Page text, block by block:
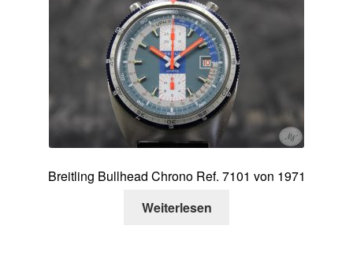
Breitling Bullhead Chrono Ref. 7101 von 1971
Weiterlesen